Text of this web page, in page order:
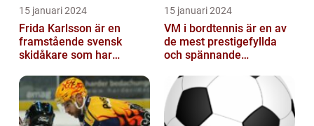
15 januari 2024
Frida Karlsson är en
framstående svensk
skidåkare som har
med sin talang och pr...
15 januari 2024
VM i bordtennis är en av
de mest prestigefyllda
och spännande
sporten varje år